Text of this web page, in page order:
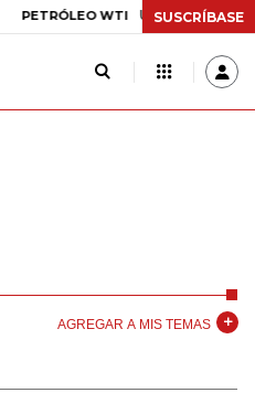
PETRÓLEO WTI US$ 78,18 US$ 0,17
SUSCRÍBASE
AGREGAR A MIS TEMAS